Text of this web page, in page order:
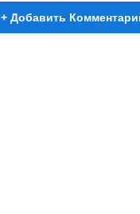
+ Добавить